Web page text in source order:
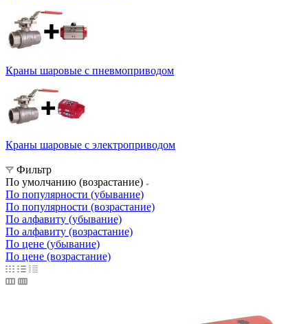
Краны шаровые с пневмоприводом
Краны шаровые с электроприводом
Фильтр
По умолчанию (возрастание)
По популярности (убывание)
По популярности (возрастание)
По алфавиту (убывание)
По алфавиту (возрастание)
По цене (убывание)
По цене (возрастание)